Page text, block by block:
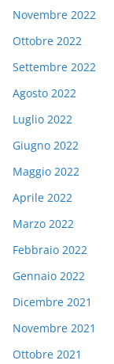
Novembre 2022
Ottobre 2022
Settembre 2022
Agosto 2022
Luglio 2022
Giugno 2022
Maggio 2022
Aprile 2022
Marzo 2022
Febbraio 2022
Gennaio 2022
Dicembre 2021
Novembre 2021
Ottobre 2021